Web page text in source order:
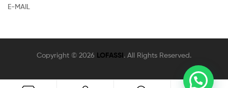
E-MAIL
Copyright © 2026 LOFASSI. All Rights Reserved.